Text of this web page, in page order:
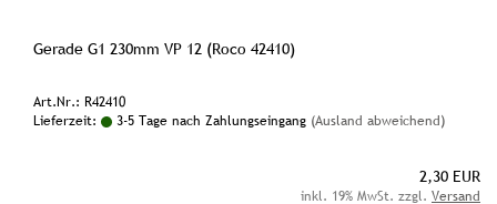
Gerade G1 230mm VP 12 (Roco 42410)
Art.Nr.: R42410
Lieferzeit:
3-5 Tage nach Zahlungseingang (Ausland abweichend)
2,30 EUR
inkl. 19% MwSt. zzgl. Versand